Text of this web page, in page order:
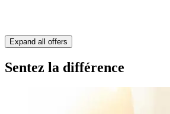
Expand all offers
Sentez la différence